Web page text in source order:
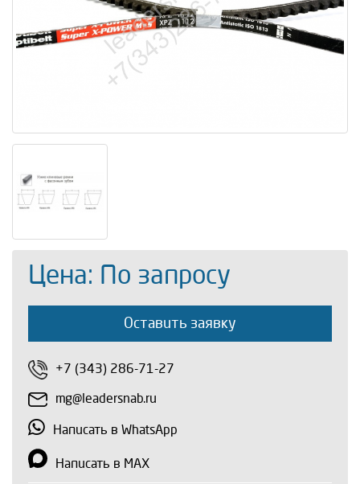
Цена: По запросу
Оставить заявку
+7 (343) 286-71-27
mg@leadersnab.ru
Написать в WhatsApp
Написать в MAX